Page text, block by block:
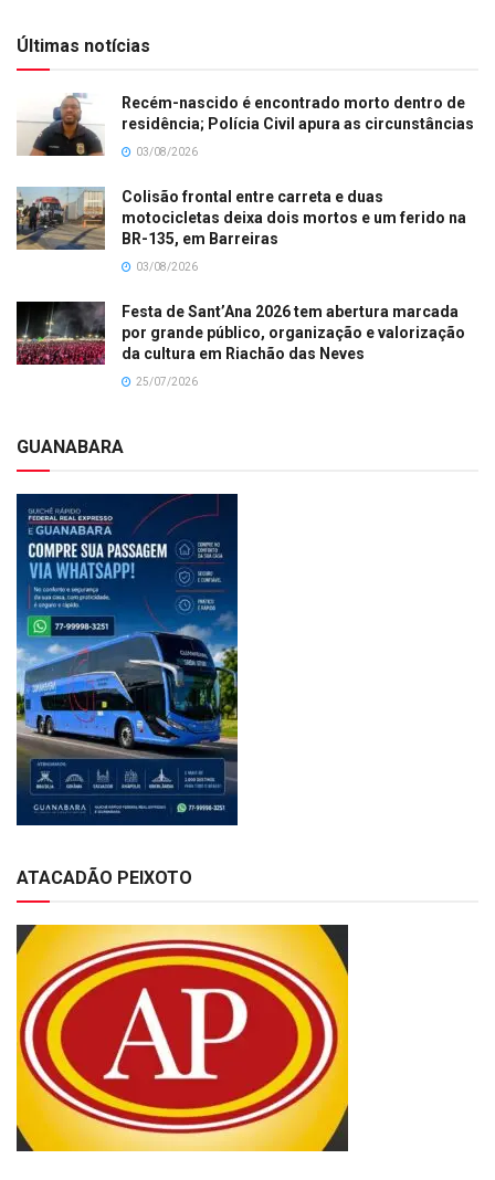
Últimas notícias
Recém-nascido é encontrado morto dentro de
residência; Polícia Civil apura as circunstâncias
03/08/2026
Colisão frontal entre carreta e duas
motocicletas deixa dois mortos e um ferido na
BR-135, em Barreiras
03/08/2026
Festa de Sant’Ana 2026 tem abertura marcada
por grande público, organização e valorização
da cultura em Riachão das Neves
25/07/2026
GUANABARA
ATACADÃO PEIXOTO